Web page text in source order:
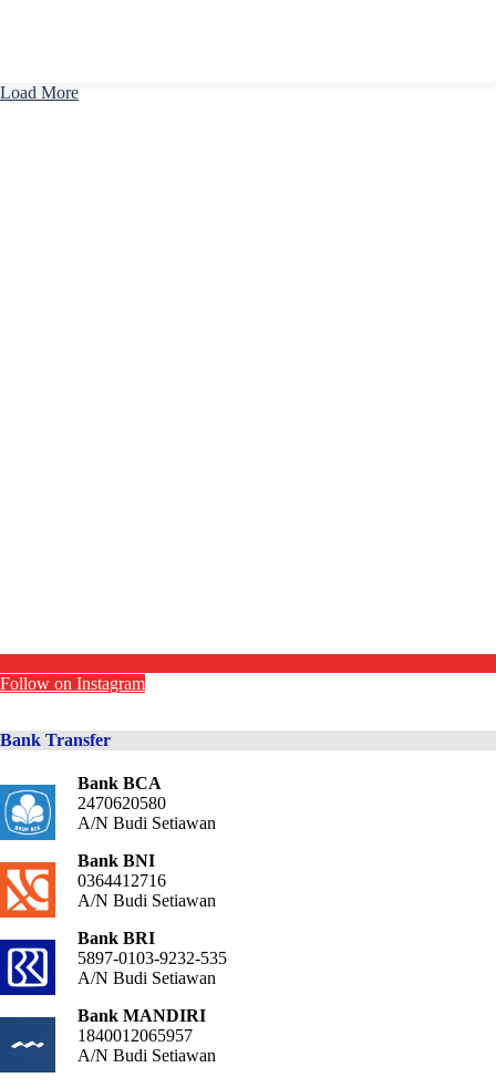
Load More
Follow on Instagram
Bank Transfer
Bank BCA
2470620580
A/N Budi Setiawan
Bank BNI
0364412716
A/N Budi Setiawan
Bank BRI
5897-0103-9232-535
A/N Budi Setiawan
Bank MANDIRI
1840012065957
A/N Budi Setiawan